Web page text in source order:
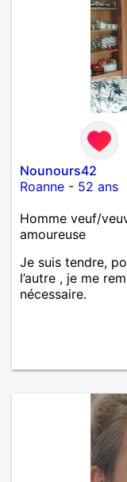
Nounours42
Roanne - 52 ans
Homme veuf/
amoureuse
Je suis tendre,
l’autre , je me
nécessaire.